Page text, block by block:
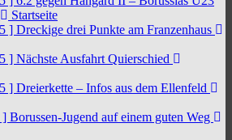
Startseite
] Dreckige drei Punkte am Franzenhaus
] Nächste Ausfahrt Quierschied
] Dreierkette – Infos aus dem Ellenfeld
] Borussen-Jugend auf einem guten Weg